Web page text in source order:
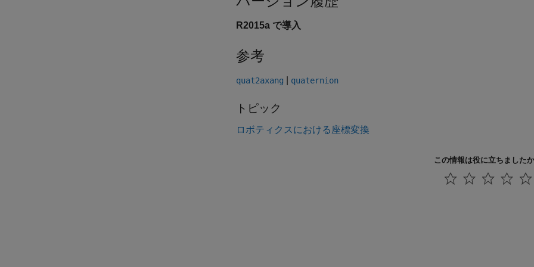
R2015a で導入
参考
quat2axang quaternion
トピック
ロボティクスにおける座標変換
この情報は役に立ちました